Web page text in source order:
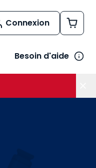
Connexion
Besoin d'aide